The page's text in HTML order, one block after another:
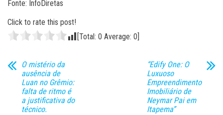
Fonte: InfoDiretas
Click to rate this post!
[Total: 0 Average: 0]
O mistério da
ausência de
Luan no Grêmio:
falta de ritmo é
a justificativa do
técnico.
“Edify One: O
Luxuoso
Empreendimento
Imobiliário de
Neymar Pai em
Itapema”